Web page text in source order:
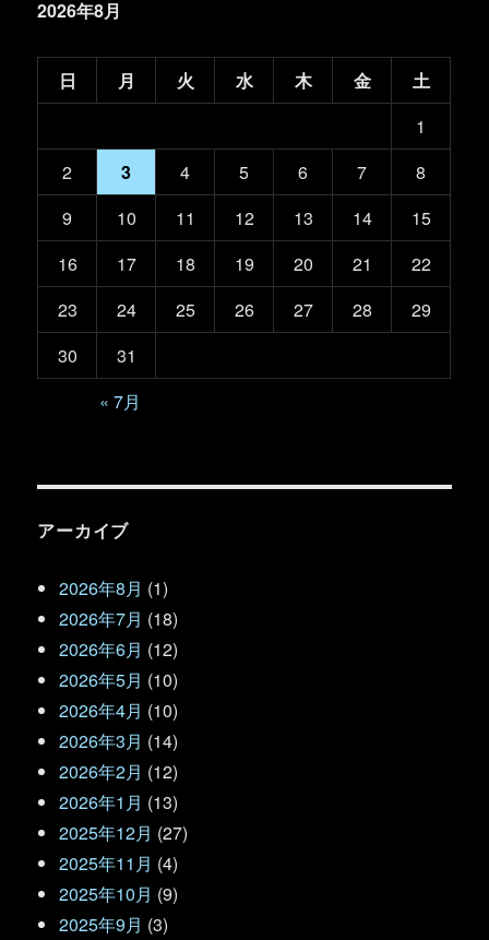
2026年8月
日 月 火 水 木 金
土
1
2
3 4 5 6 7
8
9
10 11 12 13 14
15
16
17 18 19 20 21
22
23
24 25 26 27 28
29
30
31
« 7月
アーカイブ
2026年8月 (1)
2026年7月 (18)
2026年6月 (12)
2026年5月 (10)
2026年4月 (10)
2026年3月 (14)
2026年2月 (12)
2026年1月 (13)
2025年12月 (27)
2025年11月 (4)
2025年10月 (9)
2025年9月 (3)